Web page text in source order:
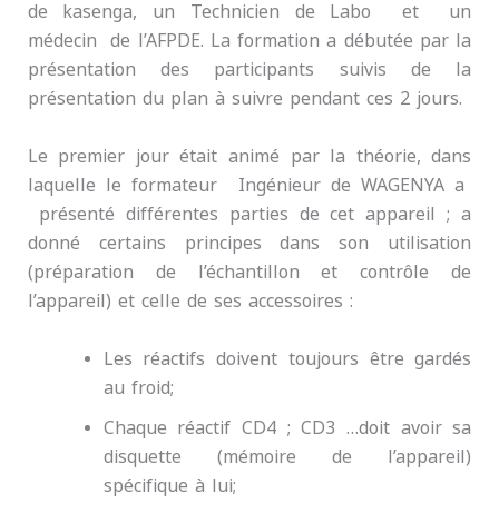
de kasenga, un Technicien de Labo et un
médecin de l’AFPDE. La formation a débutée par la
présentation des participants suivis de la
présentation du plan à suivre pendant ces 2 jours.
Le premier jour était animé par la théorie, dans
laquelle le formateur Ingénieur de WAGENYA a
présenté différentes parties de cet appareil ; a
donné certains principes dans son utilisation
(préparation de l’échantillon et contrôle de
l’appareil) et celle de ses accessoires :
Les réactifs doivent toujours être gardés
au froid;
Chaque réactif CD4 ; CD3 …doit avoir sa
disquette (mémoire de l’appareil)
spécifique à lui;